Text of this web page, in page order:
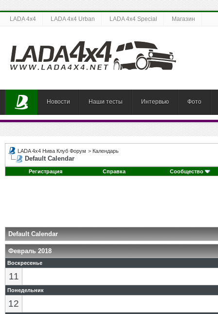
LADA 4x4 LADA 4x4 Urban LADA 4x4 Special Магазин
Новости Наши тесты Интервью Фото
LADA 4x4 Нива Клуб Форум > Календарь
Default Calendar
Регистрация Справка Сообщество
Default Calendar
Февраль 2018
Воскресенье
11
Понедельник
12